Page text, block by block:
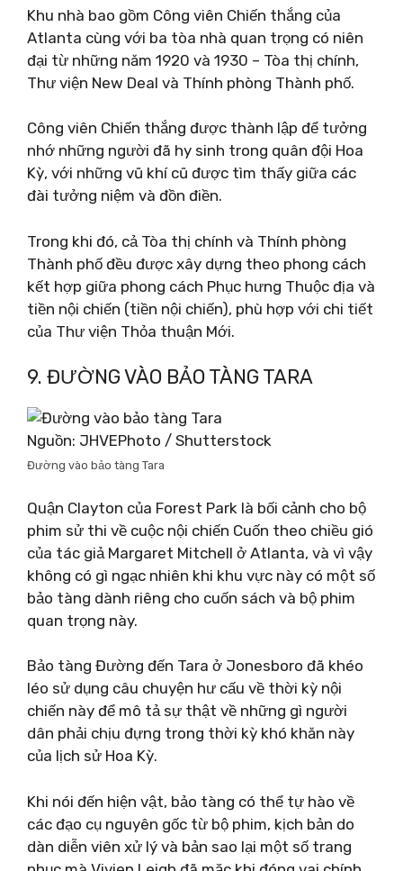
Khu nhà bao gồm Công viên Chiến thắng của
Atlanta cùng với ba tòa nhà quan trọng có niên
đại từ những năm 1920 và 1930 – Tòa thị chính,
Thư viện New Deal và Thính phòng Thành phố.
Công viên Chiến thắng được thành lập để tưởng
nhớ những người đã hy sinh trong quân đội Hoa
Kỳ, với những vũ khí cũ được tìm thấy giữa các
đài tưởng niệm và đồn điền.
Trong khi đó, cả Tòa thị chính và Thính phòng
Thành phố đều được xây dựng theo phong cách
kết hợp giữa phong cách Phục hưng Thuộc địa và
tiền nội chiến (tiền nội chiến), phù hợp với chi tiết
của Thư viện Thỏa thuận Mới.
9. ĐƯỜNG VÀO BẢO TÀNG TARA
Nguồn: JHVEPhoto / Shutterstock
Đường vào bảo tàng Tara
Quận Clayton của Forest Park là bối cảnh cho bộ
phim sử thi về cuộc nội chiến Cuốn theo chiều gió
của tác giả Margaret Mitchell ở Atlanta, và vì vậy
không có gì ngạc nhiên khi khu vực này có một số
bảo tàng dành riêng cho cuốn sách và bộ phim
quan trọng này.
Bảo tàng Đường đến Tara ở Jonesboro đã khéo
léo sử dụng câu chuyện hư cấu về thời kỳ nội
chiến này để mô tả sự thật về những gì người
dân phải chịu đựng trong thời kỳ khó khăn này
của lịch sử Hoa Kỳ.
Khi nói đến hiện vật, bảo tàng có thể tự hào về
các đạo cụ nguyên gốc từ bộ phim, kịch bản do
dàn diễn viên xử lý và bản sao lại một số trang